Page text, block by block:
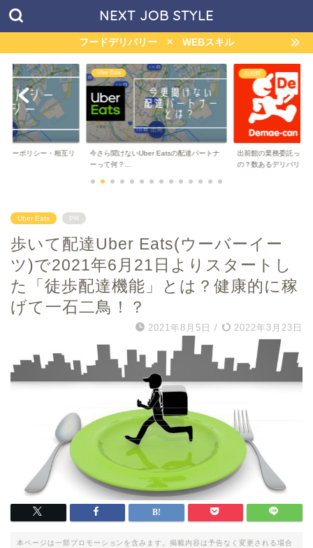
NEXT JOB STYLE
フードデリバリー × WEBスキル
Eatsの配達パートナ
出前館
出前館の業務委託って儲かるの？稼げる
の？数あるデリバリー...
menu
マッハバイト経由の
ハボーナスって何...
Uber Eats PR
歩いて配達Uber Eats(ウーバーイー
ツ)で2021年6月21日よりスタートし
た「徒歩配達機能」とは？健康的に稼
げて一石二鳥！？
2021年8月5日 / 2022年3月23日
本ページは一部プロモーションを含みます。掲載内容は予告なく変更される場合